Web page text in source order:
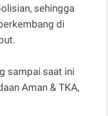
sehingga
di
sampai saat ini
Aman & TKA,